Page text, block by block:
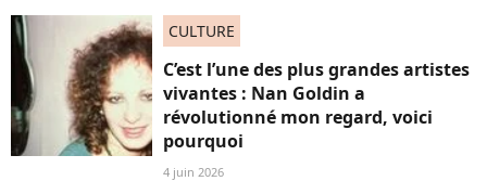
CULTURE
C’est l’une des plus grandes artistes
vivantes : Nan Goldin a
révolutionné mon regard, voici
pourquoi
4 juin 2026